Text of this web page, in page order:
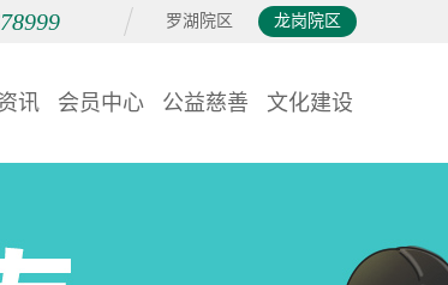
罗湖院区 龙岗院区
讯 会员中心 公益慈善 文化建设